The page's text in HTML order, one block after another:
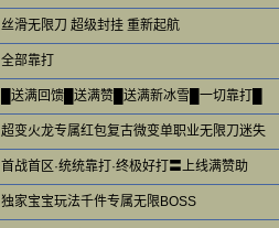
丝滑无限刀 超级封挂 重新起航
全部靠打
█送满回馈█送满赞█送满新冰雪█一切靠打█
超变火龙专属红包复古微变单职业无限刀迷失
首战首区·统统靠打·终极好打〓上线满赞助
独家宝宝玩法千件专属无限BOSS